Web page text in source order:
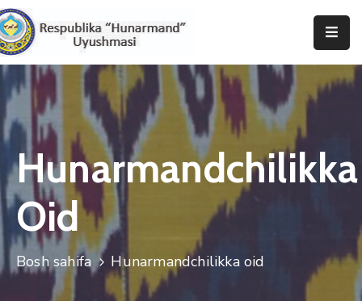
Bosh
Sahifa
Uyushma
Haqida
Tadbirlar
Milliy
Katalog
Matbuot
Xizmati
Hunarmandchilikka
Oid
Bosh sahifa Hunarmandchilikka oid